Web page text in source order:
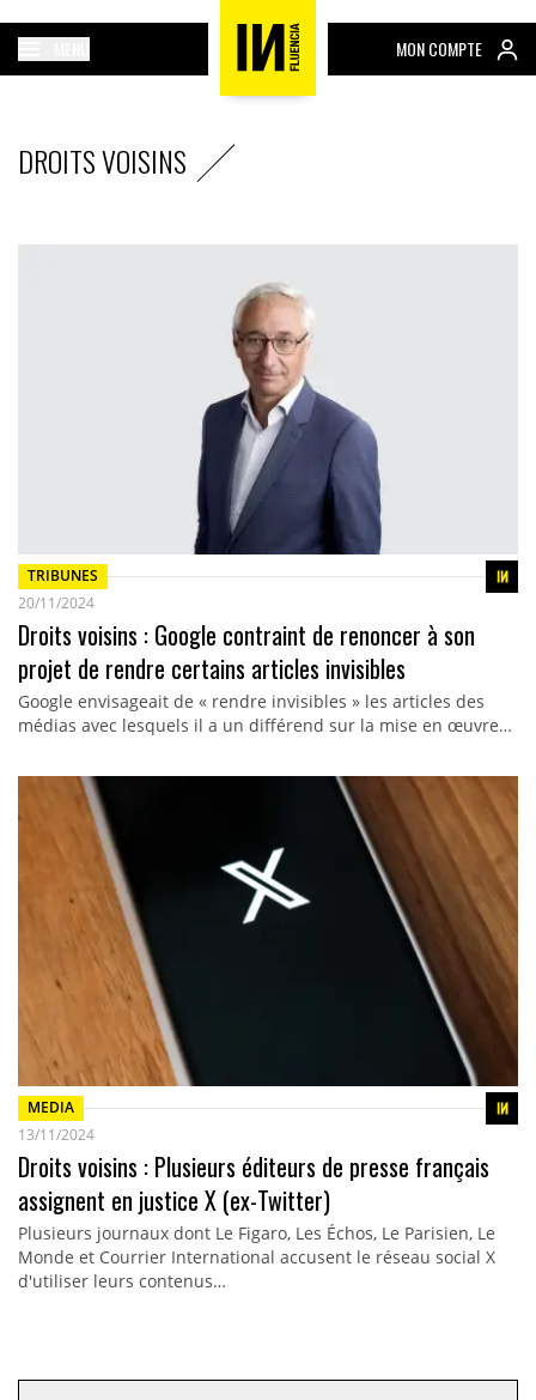
MON COMPTE
DROITS VOISINS
TRIBUNES
20/11/2024
Droits voisins : Google contraint de renoncer à son
projet de rendre certains articles invisibles
Google envisageait de « rendre invisibles » les articles des
médias avec lesquels il a un différend sur la mise en œuvre…
MEDIA
13/11/2024
Droits voisins : Plusieurs éditeurs de presse français
assignent en justice X (ex-Twitter)
Plusieurs journaux dont Le Figaro, Les Échos, Le Parisien, Le
Monde et Courrier International accusent le réseau social X
d'utiliser leurs contenus…